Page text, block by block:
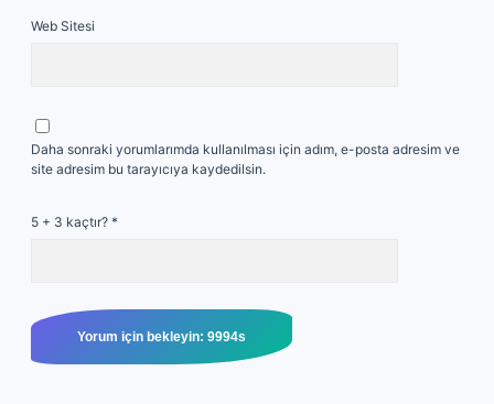
Web Sitesi
Daha sonraki yorumlarımda kullanılması için adım, e-posta adresim ve
site adresim bu tarayıcıya kaydedilsin.
5 + 3 kaçtır? *